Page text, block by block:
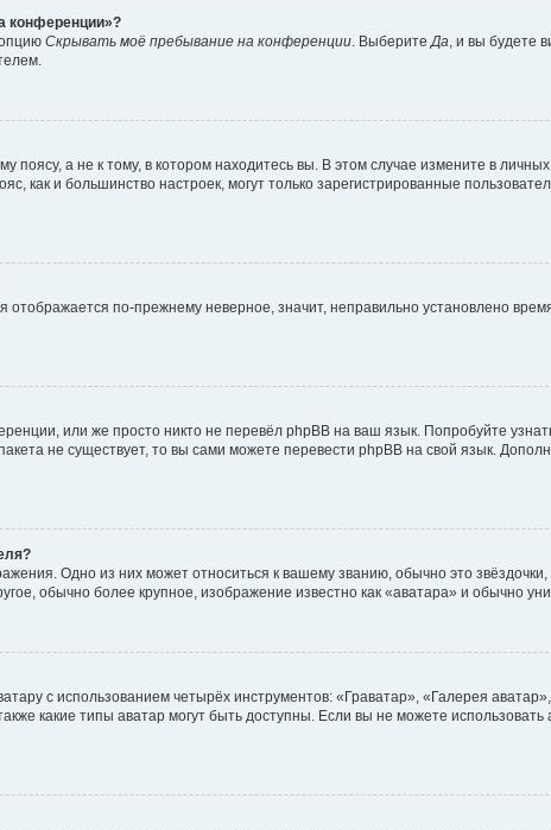
конференции»?
Скрывать моё пребывание на конференции. ВыберитеДа, и вы будете
поясу, а не к тому, в котором находитесь вы. В этом случае измените в
как и большинство настроек, могут только зарегистрированные
отображается по-прежнему неверное, значит, неправильно установлено
или же просто никто не перевёл phpBB на ваш язык. Попробуйте
не существует, то вы сами можете перевести phpBB на свой язык.
Одно из них может относиться к вашему званию, обычно это
обычно более крупное, изображение известно как «аватара» и обычно
с использованием четырёх инструментов: «Граватар», «Галерея
какие типы аватар могут быть доступны. Если вы не можете